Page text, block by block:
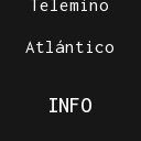
Telemiño
Atlántico
INFO